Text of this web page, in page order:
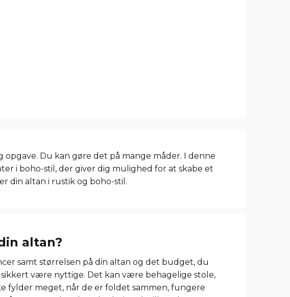
Du kan gøre det på mange måder. I denne
i boho-stil, der giver dig mulighed for at skabe et
din altan i rustik og boho-stil.
altan?
samt størrelsen på din altan og det budget, du
være nyttige. Det kan være behagelige stole,
fylder meget, når de er foldet sammen, fungere